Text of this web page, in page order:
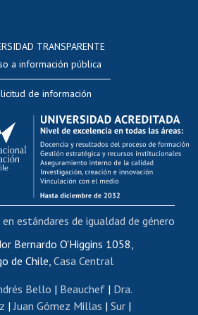
Evaluación docente
académica
al AUCAI
Funcionarias/os
internos de capacitación
del personal
de movilidad interna
de renta
de renta honorarios
Editar páginas blancas
TRANSPARENTE
a información pública
de información
Bernardo O'Higgins 1058,
de Chile,Casa Central
Bello | Beauchef| Dra.
|Juan Gómez Millas | Sur |
estándares de igualdad de género